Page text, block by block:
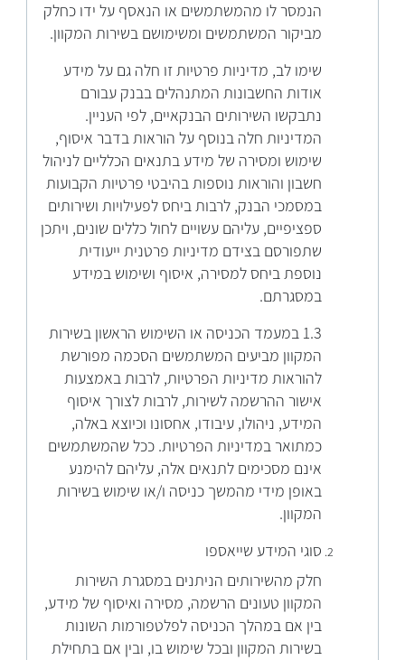
הנמסר לו מהמשתמשים או הנאסף על ידו כחלק
מביקור המשתמשים ומשימושם בשירות המקוון.
שימו לב, מדיניות פרטיות זו חלה גם על מידע
אודות החשבונות המתנהלים בבנק עבורם
נתבקשו השירותים הבנקאיים, לפי העניין.
המדיניות חלה בנוסף על הוראות בדבר איסוף,
שימוש ומסירה של מידע בתנאים הכלליים לניהול
חשבון והוראות נוספות בהיבטי פרטיות הקבועות
במסמכי הבנק, לרבות ביחס לפעילויות ושירותים
ספציפיים, עליהם עשויים לחול כללים שונים, ויתכן
שתפורסם בצידם מדיניות פרטנית ייעודית
נוספת ביחס למסירה, איסוף ושימוש במידע
במסגרתם.
1.3 במעמד הכניסה או השימוש הראשון בשירות
המקוון מביעים המשתמשים הסכמה מפורשת
להוראות מדיניות הפרטיות, לרבות באמצעות
אישור ההרשמה לשירות, לרבות לצורך איסוף
המידע, ניהולו, עיבודו, אחסונו וכיוצא באלה,
כמתואר במדיניות הפרטיות. ככל שהמשתמשים
אינם מסכימים לתנאים אלה, עליהם להימנע
באופן מידי מהמשך כניסה ו/או שימוש בשירות
המקוון.
סוגי המידע שייאספו
חלק מהשירותים הניתנים במסגרת השירות
המקוון טעונים הרשמה, מסירה ואיסוף של מידע,
בין אם במהלך הכניסה לפלטפורמות השונות
בשירות המקוון ובכל שימוש בו, ובין אם בתחילת